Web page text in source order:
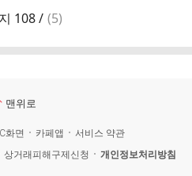
108 / 댓
(5)
맨위로
화면 카페앱
서비스 약관
상거래피해구제신청 개인정보처리방침